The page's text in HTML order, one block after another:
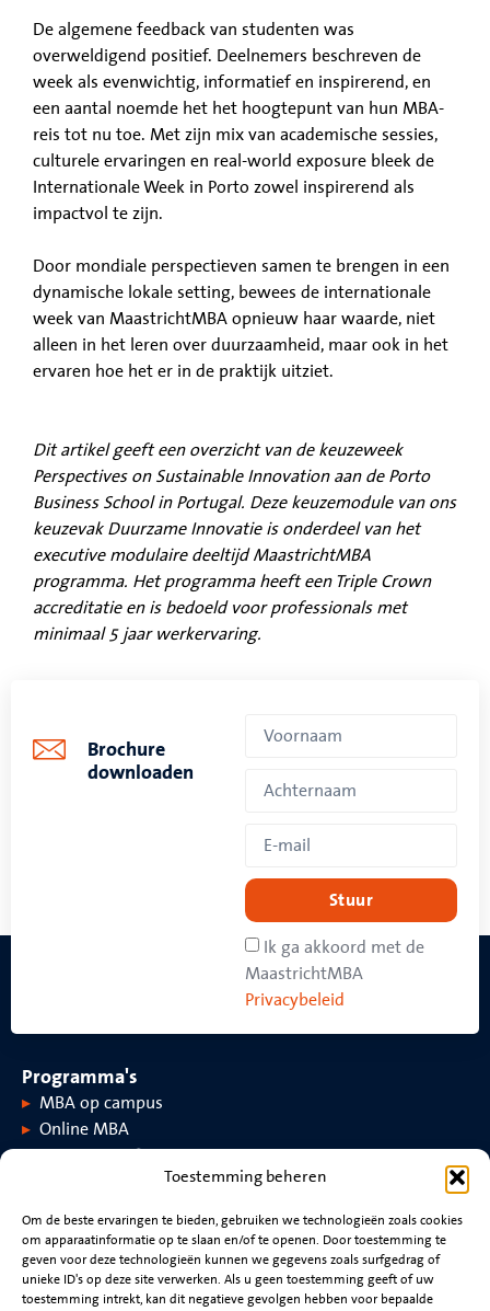
Toestemming beheren
Om de beste ervaringen te bieden, gebruiken we technologieën zoals cookies
om apparaatinformatie op te slaan en/of te openen. Door toestemming te
geven voor deze technologieën kunnen we gegevens zoals surfgedrag of
unieke ID's op deze site verwerken. Als u geen toestemming geeft of uw
toestemming intrekt, kan dit negatieve gevolgen hebben voor bepaalde
De algemene feedback van studenten was
overweldigend positief. Deelnemers beschreven de
week als evenwichtig, informatief en inspirerend, en
een aantal noemde het het hoogtepunt van hun MBA-
reis tot nu toe. Met zijn mix van academische sessies,
culturele ervaringen en real-world exposure bleek de
Internationale Week in Porto zowel inspirerend als
impactvol te zijn.
Door mondiale perspectieven samen te brengen in een
dynamische lokale setting, bewees de internationale
week van MaastrichtMBA opnieuw haar waarde, niet
alleen in het leren over duurzaamheid, maar ook in het
ervaren hoe het er in de praktijk uitziet.
Dit artikel geeft een overzicht van de keuzeweek
Perspectives on Sustainable Innovation aan de Porto
Business School in Portugal. Deze keuzemodule van ons
keuzevak Duurzame Innovatie is onderdeel van het
executive modulaire deeltijd MaastrichtMBA
programma. Het programma heeft een Triple Crown
accreditatie en is bedoeld voor professionals met
minimaal 5 jaar werkervaring.
Brochure
downloaden
Ik ga akkoord met de
MaastrichtMBA
Privacybeleid
Stuur
Programma's
MBA op campus
Online MBA
Over MaastrichtMBA
Over MaastrichtMBA
Universiteit Maastricht
Rankings en accreditaties
Evenementen
Nieuws
Video's